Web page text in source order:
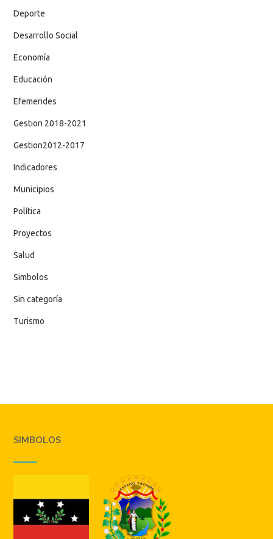
Deporte
Desarrollo Social
Economía
Educación
Efemerides
Gestion 2018-2021
Gestion2012-2017
Indicadores
Municipios
Política
Proyectos
Salud
Simbolos
Sin categoría
Turismo
SIMBOLOS